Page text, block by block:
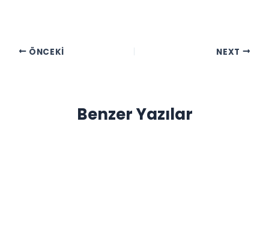
ÖNCEKI NEXT
Benzer Yazılar